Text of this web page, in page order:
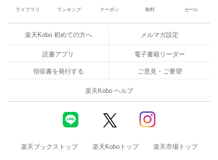
ライブラリ ランキング クーポン 無料 セール
楽天Kobo 初めての方へ メルマガ設定
読書アプリ 電子書籍リーダー
領収書を発行する ご意見・ご要望
楽天Kobo ヘルプ
楽天ブックストップ 楽天Koboトップ 楽天市場トップ